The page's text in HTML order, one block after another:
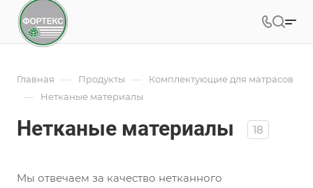
Главная — Продукты — Комплектующие для матрасов
— Нетканые материалы
Нетканые материалы 18
Мы отвечаем за качество нетканного